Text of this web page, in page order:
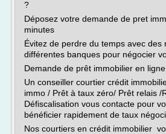
?
Déposez votre demande de pret
minutes
Évitez de perdre du temps avec des
différentes banques pour négocier
Demande de prêt immobilier en
Un conseiller courtier crédit
immo / Prêt à taux zéro/ Prêt relais /
Défiscalisation vous contacte pour
bénéficier rapidement de taux
Nos courtiers en crédit immobilier